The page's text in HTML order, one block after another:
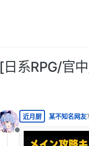
[日系RPG/官
离线
近月厨 某不知名网友